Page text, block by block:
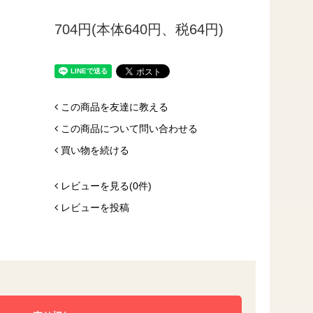
704円(本体640円、税64円)
この商品を友達に教える
この商品について問い合わせる
買い物を続ける
レビューを見る(0件)
レビューを投稿